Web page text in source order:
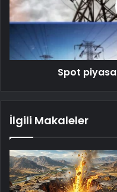
Spot
İlgili Makaleler